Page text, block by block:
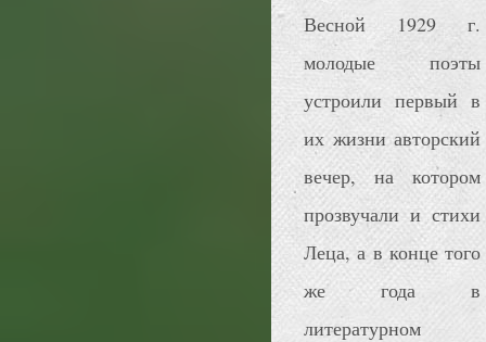
Весной 1929 г.
молодые поэты
устроили первый в
их жизни авторский
вечер, на котором
прозвучали и стихи
Леца, а в конце того
же года в
литературном